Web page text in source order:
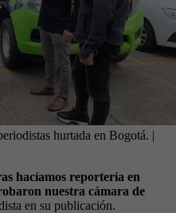
hurtada en Bogotá. |
hacíamos reportería en
nuestra cámara de
en su publicación.